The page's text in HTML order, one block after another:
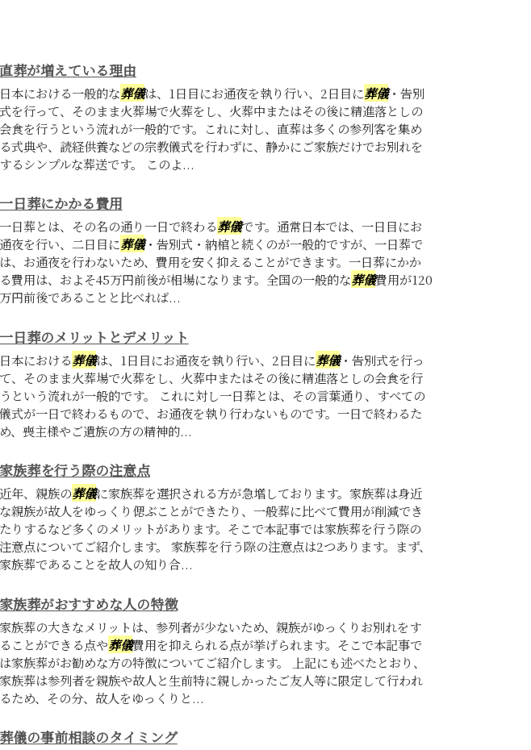
直葬が増えている理由
日本における一般的な葬儀は、1日目にお通夜を執り行い、2日目に葬儀・告別
式を行って、そのまま火葬場で火葬をし、火葬中またはその後に精進落としの
会食を行うという流れが一般的です。これに対し、直葬は多くの参列客を集め
る式典や、読経供養などの宗教儀式を行わずに、静かにご家族だけでお別れを
するシンプルな葬送です。 このよ...
一日葬にかかる費用
一日葬とは、その名の通り一日で終わる葬儀です。通常日本では、一日目にお
通夜を行い、二日目に葬儀・告別式・納棺と続くのが一般的ですが、一日葬で
は、お通夜を行わないため、費用を安く抑えることができます。一日葬にかか
る費用は、およそ45万円前後が相場になります。全国の一般的な葬儀費用が120
万円前後であることと比べれば...
一日葬のメリットとデメリット
日本における葬儀は、1日目にお通夜を執り行い、2日目に葬儀・告別式を行っ
て、そのまま火葬場で火葬をし、火葬中またはその後に精進落としの会食を行
うという流れが一般的です。 これに対し一日葬とは、その言葉通り、すべての
儀式が一日で終わるもので、お通夜を執り行わないものです。一日で終わるた
め、喪主様やご遺族の方の精神的...
家族葬を行う際の注意点
近年、親族の葬儀に家族葬を選択される方が急増しております。家族葬は身近
な親族が故人をゆっくり偲ぶことができたり、一般葬に比べて費用が削減でき
たりするなど多くのメリットがあります。そこで本記事では家族葬を行う際の
注意点についてご紹介します。 家族葬を行う際の注意点は2つあります。まず、
家族葬であることを故人の知り合...
家族葬がおすすめな人の特徴
家族葬の大きなメリットは、参列者が少ないため、親族がゆっくりお別れをす
ることができる点や葬儀費用を抑えられる点が挙げられます。そこで本記事で
は家族葬がお勧めな方の特徴についてご紹介します。 上記にも述べたとおり、
家族葬は参列者を親族や故人と生前特に親しかったご友人等に限定して行われ
るため、その分、故人をゆっくりと...
葬儀の事前相談のタイミング